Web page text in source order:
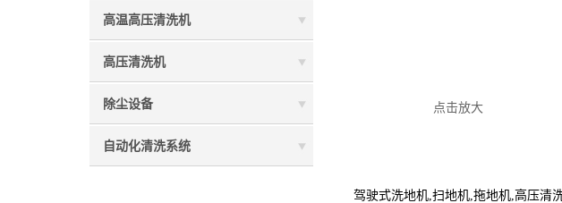
高温高压清洗机
高压清洗机
除尘设备
自动化清洗系统
点击放大
驾驶式洗地机,扫地机,拖地机,高压清